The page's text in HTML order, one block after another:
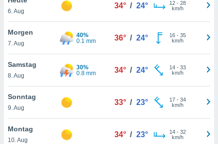
oder
Partner
es uns
das
der
Profil zu
Ihnen
finden
6. Aug
34° / 24° 12- 28
km/h
Morgen
7. Aug
40%
0.1 mm
36° / 24° 16- 35
km/h
Samstag
8. Aug
30%
0.8 mm
34° / 24° 14- 33
km/h
Sonntag
9. Aug
33° / 23° 17- 34
km/h
Montag
10. Aug
34° / 23° 14- 32
km/h